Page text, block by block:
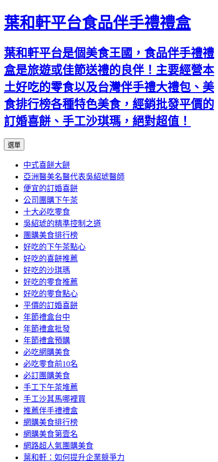
葉和軒平台食品伴手禮禮盒
葉和軒平台是個美食王國，食品伴手禮禮
盒是旅遊或佳節送禮的良伴！主要經營本
土好吃的零食以及台灣伴手禮大禮包、美
食排行榜各種特色美食，經銷批發平價的
訂婚喜餅、手工沙琪瑪，絕對超值！
選單
內
容
中式喜餅大餅
亞洲醫美名醫代表吳紹琥醫師
便宜的訂婚喜餅
公司團購下午茶
十大必吃零食
吳紹琥的精準控制之道
團購美食排行榜
好吃的下午茶點心
好吃的喜餅推薦
好吃的沙琪瑪
好吃的零食推薦
好吃的零食點心
平價的訂婚喜餅
年節禮盒台中
年節禮盒批發
年節禮盒預購
必吃網購美食
必吃零食前10名
必訂團購美食
手工下午茶堆薦
手工沙其馬哪裡買
推薦伴手禮禮盒
網購美食排行榜
網購美食第壹名
網路超人氣團購美食
葉和軒：如何提升企業競爭力